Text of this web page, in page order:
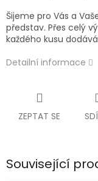
Šijeme pro Vás a
představ. Přes celý
každého kusu
Detailní informace
ZEPTAT SE
Související